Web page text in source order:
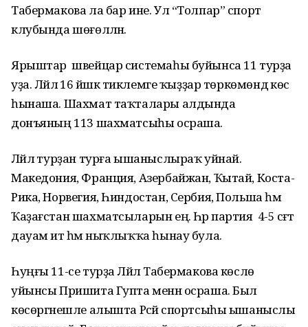
Табермакова ла бар ине. Ул “Толпар” спорт
клубында шөғөлләнә.
Ярыштар швейцар системаһы буйынса 11 турҙа
уҙа. Ләйлә 16 йәшкә тиклемге ҡыҙҙар төркөмөндә көс
һынаша. Шахмат таҡталары алдында
донъяның 113 шахматсыһы осраша.
Ләйлә турҙан турға ышаныслыраҡ уйнай.
Македония, Франция, Азербайжан, Ҡытай, Коста-
Рика, Норвегия, Һиндостан, Сербия, Польша һәм
Ҡаҙағстан шахматсыларын еңә. Һәр партия 4-5 сәғәт
дауам итә һәм ныҡлыҡҡа һынау була.
Һуңғы 11-се турҙа Ләйлә Табермакова көслө
уйынсы Пришита Гупта менән осраша. Был
көсөргәнешле алышта Рәсәй спортсыһы ышаныслы